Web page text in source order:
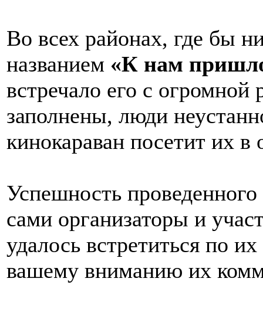
Во всех районах, где бы
названием «К нам
встречало его с
заполнены, люди
кинокараван посетит их в
Успешность
сами организаторы и
удалось встретиться по
вашему вниманию их